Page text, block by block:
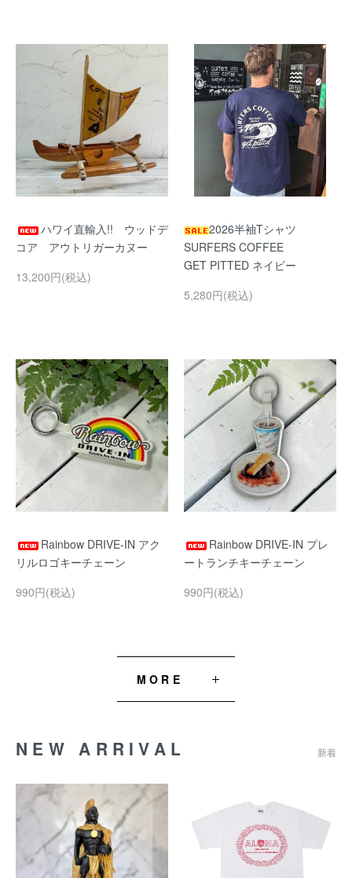
ハワイ直輸入!! ウッドデ
コア アウトリガーカヌー
13,200円(税込)
2026半袖Tシャツ
SURFERS COFFEE
GET PITTED ネイビー
5,280円(税込)
Rainbow DRIVE-IN アク
リルロゴキーチェーン
990円(税込)
Rainbow DRIVE-IN プレ
ートランチキーチェーン
990円(税込)
MORE
NEW ARRIVAL 新着